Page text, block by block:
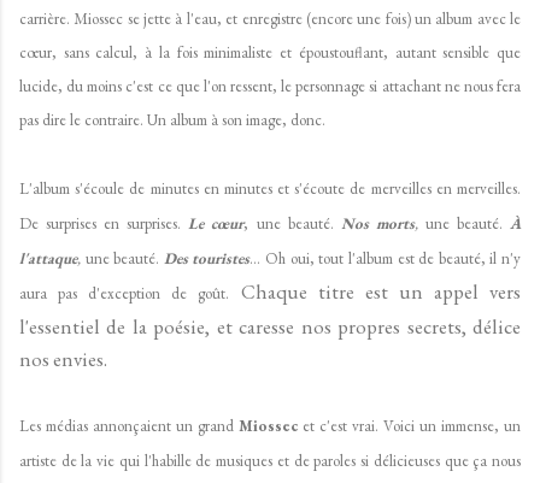
carrière. Miossec se jette à l'eau, et enregistre (encore une fois) un album avec le
cœur, sans calcul, à la fois minimaliste et époustouflant, autant sensible que
lucide, du moins c'est ce que l'on ressent, le personnage si attachant ne nous fera
pas dire le contraire. Un album à son image, donc.
L'album s'écoule de minutes en minutes et s'écoute de merveilles en merveilles.
De surprises en surprises.Le cœur, une beauté. Nos morts,une beauté.À
l'attaque, une beauté. Des touristes... Oh oui, tout l'album est de beauté, il n'y
aura pas d'exception de goût. Chaque titre est un appel vers
l'essentiel de la poésie, et caresse nos propres secrets, délice
nos envies.
Les médias annonçaient un grand Miossec et c'est vrai. Voici un immense, un
artiste de la vie qui l'habille de musiques et de paroles si délicieuses que ça nous